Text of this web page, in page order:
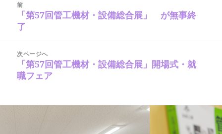
前
前
の
「第57回管工機材・設備総合展」 が無事終
了
次ページへ
次
の
「第57回管工機材・設備総合展」開場式・就
職フェア